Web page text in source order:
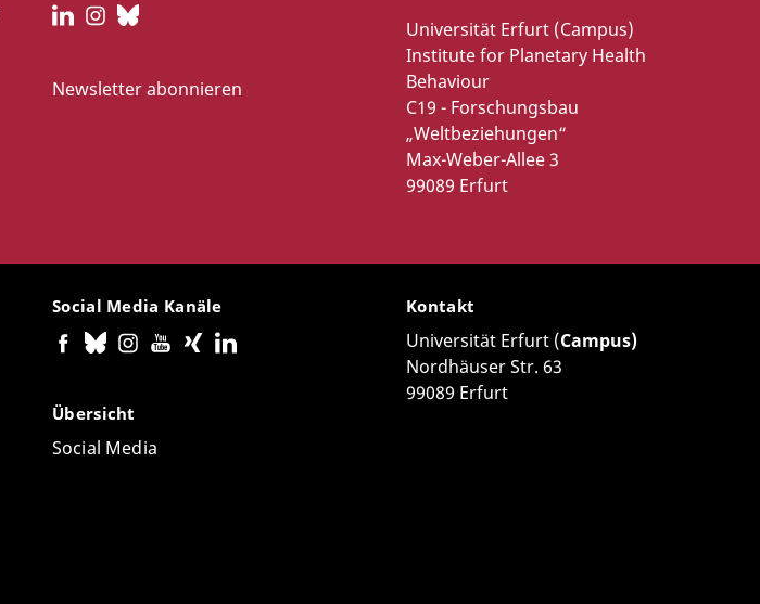
Newsletter abonnieren
Universität Erfurt (Campus)
Institute for Planetary Health
Behaviour
C19 - Forschungsbau
„Weltbeziehungen“
Max-Weber-Allee 3
99089 Erfurt
Social Media Kanäle
Übersicht
Social Media
Kontakt
Universität Erfurt (Campus)
Nordhäuser Str. 63
99089 Erfurt